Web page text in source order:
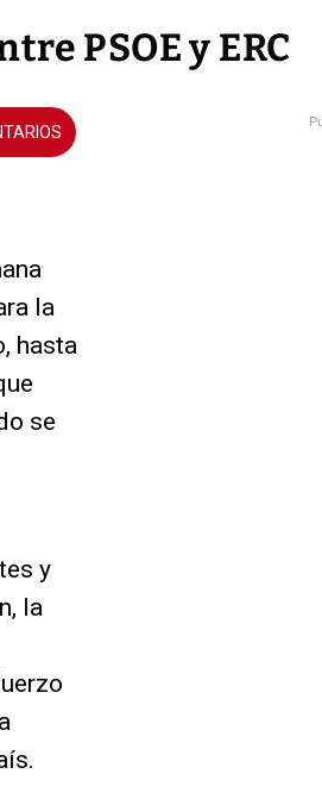
PSOE y ERC
la
hasta
se
y
la